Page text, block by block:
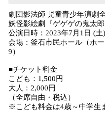
劇団影法師 児童青少年演劇
妖怪影絵劇『ゲゲゲの鬼太
公演日時：2023年7月1日 (
会場：釜石市民ホール（ホ
9）
■チケット料金
こども：1,500円
大人：2,000円
（全席自由・税込）
※こども料金は4歳～中学生